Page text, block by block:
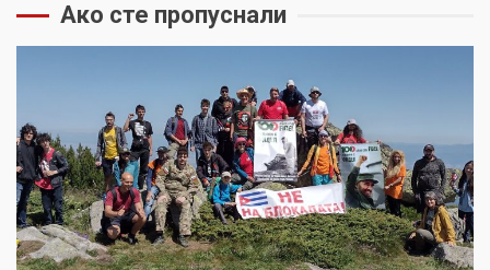
Ако сте пропуснали